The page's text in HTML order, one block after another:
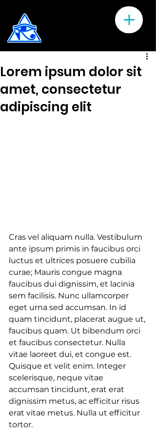
Lorem ipsum dolor sit
amet, consectetur
adipiscing elit
Cras vel aliquam nulla. Vestibulum
ante ipsum primis in faucibus orci
luctus et ultrices posuere cubilia
curae; Mauris congue magna
faucibus dui dignissim, et lacinia
sem facilisis. Nunc ullamcorper
eget urna sed accumsan. In id
quam tincidunt, placerat augue ut,
faucibus quam. Ut bibendum orci
et faucibus consectetur. Nulla
vitae laoreet dui, et congue est.
Quisque et velit enim. Integer
scelerisque, neque vitae
accumsan tincidunt, erat erat
dignissim metus, ac efficitur risus
erat vitae metus. Nulla ut efficitur
tortor.